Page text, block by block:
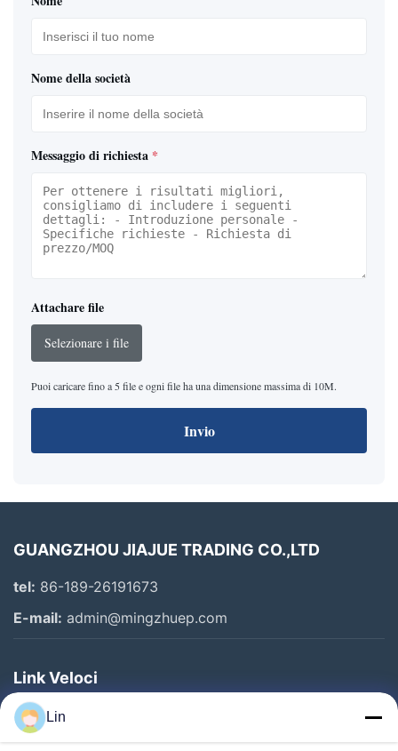
Nome della società
Messaggio di richiesta *
Attachare file
Selezionare i file
Puoi caricare fino a 5 file e ogni file ha una dimensione massima di 10M.
Invio
GUANGZHOU JIAJUE TRADING CO.,LTD
tel: 86-189-26191673
E-mail: admin@mingzhuep.com
Link Veloci
Casa.
Prodotti
Lin